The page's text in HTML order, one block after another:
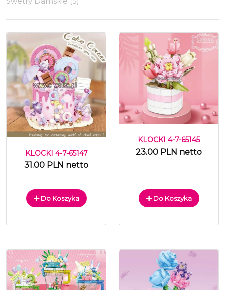
KLOCKI 4-7-65147
31.00 PLN netto
Do Koszyka
KLOCKI 4-7-65145
23.00 PLN netto
Do Koszyka